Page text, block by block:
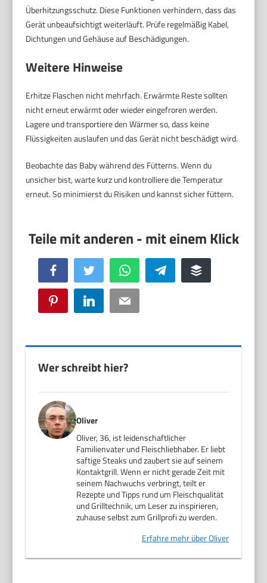
Überhitzungsschutz. Diese Funktionen verhindern, dass das
Gerät unbeaufsichtigt weiterläuft. Prüfe regelmäßig Kabel,
Dichtungen und Gehäuse auf Beschädigungen.
Weitere Hinweise
Erhitze Flaschen nicht mehrfach. Erwärmte Reste sollten
nicht erneut erwärmt oder wieder eingefroren werden.
Lagere und transportiere den Wärmer so, dass keine
Flüssigkeiten auslaufen und das Gerät nicht beschädigt wird.
Beobachte das Baby während des Fütterns. Wenn du
unsicher bist, warte kurz und kontrolliere die Temperatur
erneut. So minimierst du Risiken und kannst sicher füttern.
Facebook Twitter WhatsApp Telegram Buffer
Pinterest LinkedIn Email
Wer schreibt hier?
Oliver
Oliver, 36, ist leidenschaftlicher
Familienvater und Fleischliebhaber. Er liebt
saftige Steaks und zaubert sie auf seinem
Kontaktgrill. Wenn er nicht gerade Zeit mit
seinem Nachwuchs verbringt, teilt er
Rezepte und Tipps rund um Fleischqualität
und Grilltechnik, um Leser zu inspirieren,
zuhause selbst zum Grillprofi zu werden.
Erfahre mehr über Oliver